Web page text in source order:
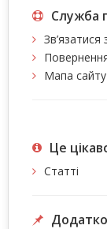
Служба
Зв’язатися
Мапа сайту
Це
Статті